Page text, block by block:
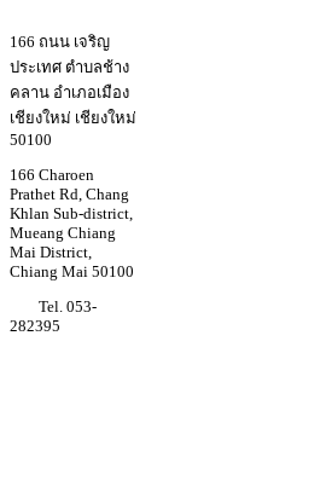
166 ถนน เจริญ
ประเทศ ตำบลช้าง
คลาน อำเภอเมือง
เชียงใหม่ เชียงใหม่
50100
166 Charoen
Prathet Rd, Chang
Khlan Sub-district,
Mueang Chiang
Mai District,
Chiang Mai 50100
Tel. 053-
282395